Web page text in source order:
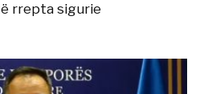
rrepta sigurie